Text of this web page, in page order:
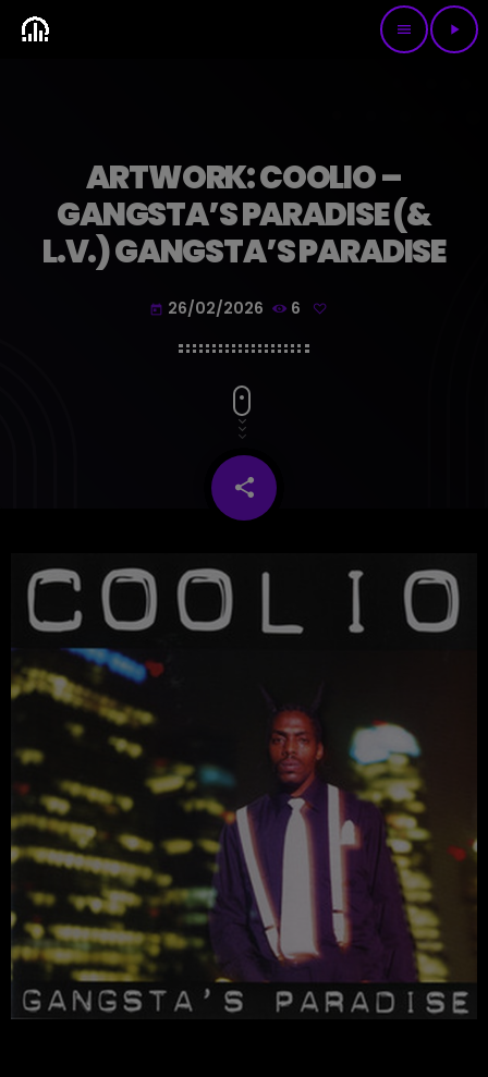
menu play_arrow
ARTWORK: COOLIO –
GANGSTA’S PARADISE (&
L.V.) GANGSTA’S PARADISE
today 26/02/2026 6
share
email